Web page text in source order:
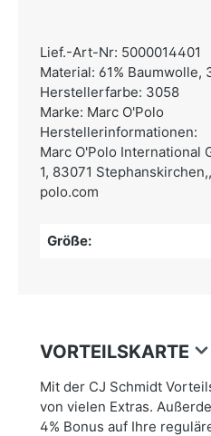
Lief.-Art-Nr: 5000014401
Material: 61% Baumwolle,
Herstellerfarbe: 3058
Marke: Marc O'Polo
Herstellerinformationen:
Marc O'Polo International
1, 83071 Stephanskirchen,,
polo.com
Größe:
VORTEILSKARTE
Mit der CJ Schmidt
von vielen Extras.
4% Bonus auf Ihre